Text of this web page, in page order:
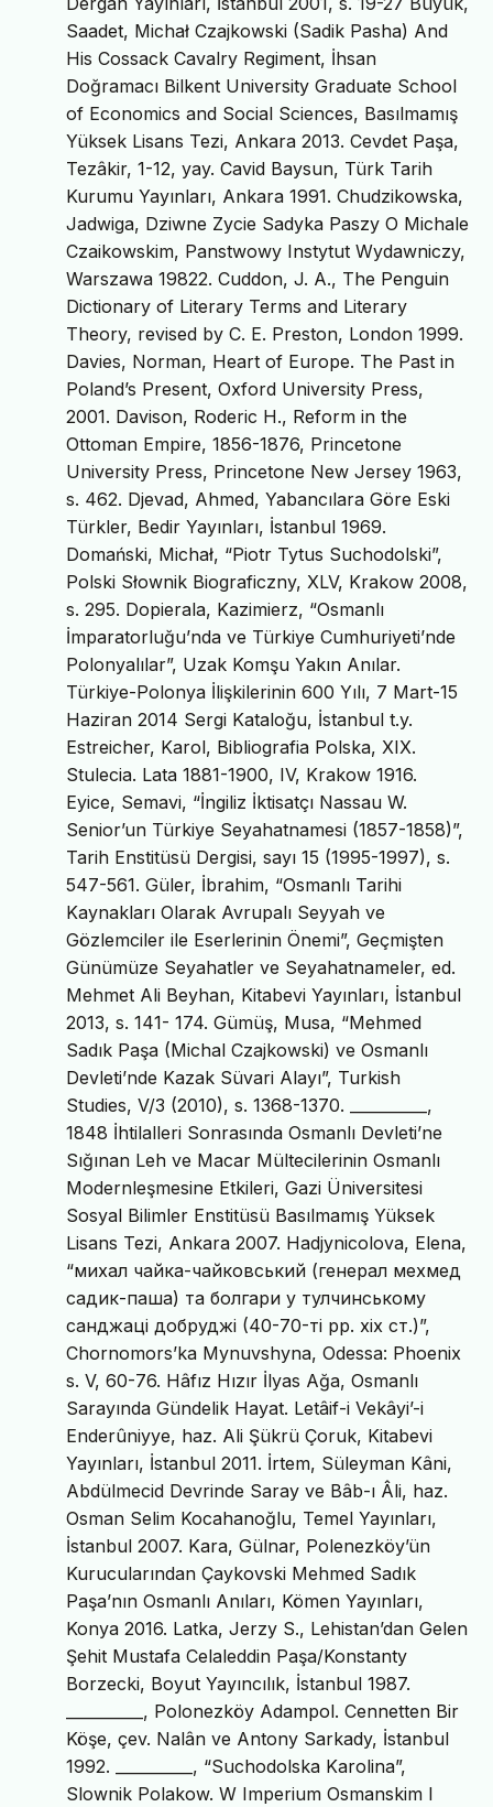
Saadet, Michał Czajkowski (Sadik Pasha) And
His Cossack Cavalry Regiment, İhsan
Doğramacı Bilkent University Graduate School
of Economics and Social Sciences, Basılmamış
Yüksek Lisans Tezi, Ankara 2013. Cevdet Paşa,
Tezâkir, 1-12, yay. Cavid Baysun, Türk Tarih
Kurumu Yayınları, Ankara 1991. Chudzikowska,
Jadwiga, Dziwne Zycie Sadyka Paszy O Michale
Czaikowskim, Panstwowy Instytut Wydawniczy,
Warszawa 19822. Cuddon, J. A., The Penguin
Dictionary of Literary Terms and Literary
Theory, revised by C. E. Preston, London 1999.
Davies, Norman, Heart of Europe. The Past in
Poland’s Present, Oxford University Press,
2001. Davison, Roderic H., Reform in the
Ottoman Empire, 1856-1876, Princetone
University Press, Princetone New Jersey 1963,
s. 462. Djevad, Ahmed, Yabancılara Göre Eski
Türkler, Bedir Yayınları, İstanbul 1969.
Domański, Michał, “Piotr Tytus Suchodolski”,
Polski Słownik Biograficzny, XLV, Krakow 2008,
s. 295. Dopierala, Kazimierz, “Osmanlı
İmparatorluğu’nda ve Türkiye Cumhuriyeti’nde
Polonyalılar”, Uzak Komşu Yakın Anılar.
Türkiye-Polonya İlişkilerinin 600 Yılı, 7 Mart-15
Haziran 2014 Sergi Kataloğu, İstanbul t.y.
Estreicher, Karol, Bibliografia Polska, XIX.
Stulecia. Lata 1881-1900, IV, Krakow 1916.
Eyice, Semavi, “İngiliz İktisatçı Nassau W.
Senior’un Türkiye Seyahatnamesi (1857-1858)”,
Tarih Enstitüsü Dergisi, sayı 15 (1995-1997), s.
547-561. Güler, İbrahim, “Osmanlı Tarihi
Kaynakları Olarak Avrupalı Seyyah ve
Gözlemciler ile Eserlerinin Önemi”, Geçmişten
Günümüze Seyahatler ve Seyahatnameler, ed.
Mehmet Ali Beyhan, Kitabevi Yayınları, İstanbul
2013, s. 141- 174. Gümüş, Musa, “Mehmed
Sadık Paşa (Michal Czajkowski) ve Osmanlı
Devleti’nde Kazak Süvari Alayı”, Turkish
Studies, V/3 (2010), s. 1368-1370. __________,
1848 İhtilalleri Sonrasında Osmanlı Devleti’ne
Sığınan Leh ve Macar Mültecilerinin Osmanlı
Modernleşmesine Etkileri, Gazi Üniversitesi
Sosyal Bilimler Enstitüsü Basılmamış Yüksek
Lisans Tezi, Ankara 2007. Hadjynicolova, Elena,
“михал чайка-чайковський (генерал мехмед
садик-паша) та болгари у тулчинському
санджаці добруджі (40-70-ті рр. хіх ст.)”,
Chornomors’ka Mynuvshyna, Odessa: Phoenix
s. V, 60-76. Hâfız Hızır İlyas Ağa, Osmanlı
Sarayında Gündelik Hayat. Letâif-i Vekâyi’-i
Enderûniyye, haz. Ali Şükrü Çoruk, Kitabevi
Yayınları, İstanbul 2011. İrtem, Süleyman Kâni,
Abdülmecid Devrinde Saray ve Bâb-ı Âli, haz.
Osman Selim Kocahanoğlu, Temel Yayınları,
İstanbul 2007. Kara, Gülnar, Polenezköy’ün
Kurucularından Çaykovski Mehmed Sadık
Paşa’nın Osmanlı Anıları, Kömen Yayınları,
Konya 2016. Latka, Jerzy S., Lehistan’dan Gelen
Şehit Mustafa Celaleddin Paşa/Konstanty
Borzecki, Boyut Yayıncılık, İstanbul 1987.
__________, Polonezköy Adampol. Cennetten Bir
Köşe, çev. Nalân ve Antony Sarkady, İstanbul
1992. __________, “Suchodolska Karolina”,
Slownik Polakow. W Imperium Osmanskim I